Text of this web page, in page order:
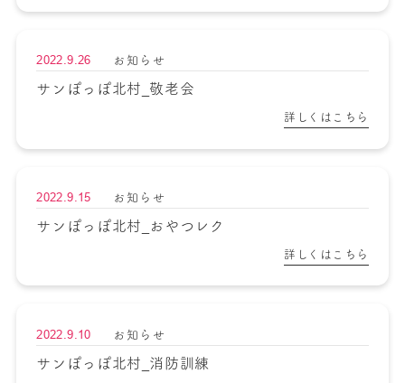
2022.9.26 お知らせ
サンぽっぽ北村_敬老会
詳しくはこちら
2022.9.15 お知らせ
サンぽっぽ北村_おやつレク
詳しくはこちら
2022.9.10 お知らせ
サンぽっぽ北村_消防訓練